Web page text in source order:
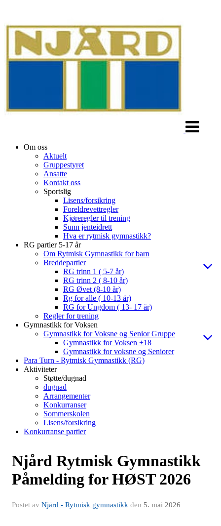
Om oss
Aktuelt
Gruppestyret
Ansatte
Kontakt oss
Sportslig
Lisens/forsikring
Foreldrevettregler
Kjøreregler til trening
Sunn jenteidrett
Hva er rytmisk gymnastikk?
RG partier 5-17 år
Om Rytmisk Gymnastikk for barn
Breddepartier
RG trinn 1 ( 5-7 år)
RG trinn 2 ( 8-10 år)
RG Øvet (8-10 år)
Rg for alle ( 10-13 år)
RG for Ungdom ( 13- 17 år)
Regler for trening
Gymnastikk for Voksen
Gymnastikk for Voksne og Senior Gruppe
Gymnastikk for Voksen +18
Gymnastikk for voksne og Seniorer
Para Turn - Rytmisk Gymnastikk (RG)
Aktiviteter
Støtte/dugnad
dugnad
Arrangementer
Konkurranser
Sommerskolen
Lisens/forsikring
Konkurranse partier
Njård Rytmisk Gymnastikk
Påmelding for HØST 2026
Postet av Njård - Rytmisk gymnastikk den 5. mai 2026